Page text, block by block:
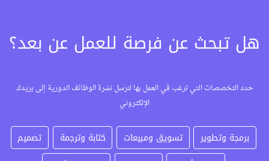
هل تبحث عن فرصة للعمل عن بعد؟
حدد التخصصات التي ترغب في العمل بها لنرسل نشرة الوظائف الدورية إلى بريدك
الإلكتروني
برمجة وتطوير تسويق ومبيعات كتابة وترجمة
تصميم